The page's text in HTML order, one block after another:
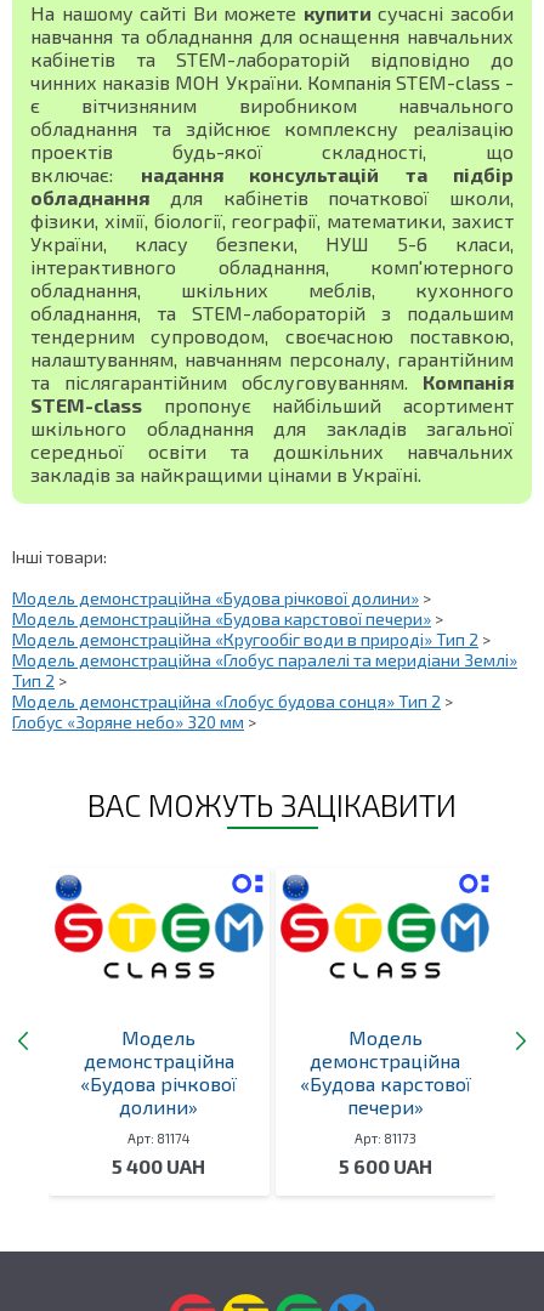
На нашому сайті Ви можете купити сучасні засоби
навчання та обладнання для оснащення навчальних
кабінетів та STEM-лабораторій відповідно до
чинних наказів МОН України. Компанія STEM-class -
є вітчизняним виробником навчального
обладнання та здійснює комплексну реалізацію
проектів будь-якої складності, що
включає: надання консультацій та підбір
обладнання для кабінетів початкової школи,
фізики, хімії, біології, географії, математики, захист
України, класу безпеки, НУШ 5-6 класи,
інтерактивного обладнання, комп'ютерного
обладнання, шкільних меблів, кухонного
обладнання, та STEM-лабораторій з подальшим
тендерним супроводом, своєчасною поставкою,
налаштуванням, навчанням персоналу, гарантійним
та післягарантійним обслуговуванням. Компанія
STEM-class пропонує найбільший асортимент
шкільного обладнання для закладів загальної
середньої освіти та дошкільних навчальних
закладів за найкращими цінами в Україні.
Інші товари:
Модель демонстраційна «Будова річкової долини» >
Модель демонстраційна «Будова карстової печери» >
Модель демонстраційна «Кругообіг води в природі» Тип 2 >
Модель демонстраційна «Глобус паралелі та меридіани Землі»
Тип 2 >
Модель демонстраційна «Глобус будова сонця» Тип 2 >
Глобус «Зоряне небо» 320 мм >
ВАС МОЖУТЬ ЗАЦІКАВИТИ
Модель
демонстраційна
«Будова річкової
долини»
Арт: 81174
5 400 UAH
Модель
демонстраційна
«Будова карстової
печери»
Арт: 81173
5 600 UAH